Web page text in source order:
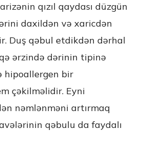
qızıl qaydası düzgün
daxildən və xaricdən
Duş qəbul etdikdən dərhal
ərzində dərinin tipinə
hipoallergen bir
çəkilməlidir. Eyni
nəmlənməni artırmaq
qəbulu da faydalı